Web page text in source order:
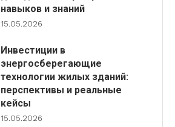
навыков и знаний
15.05.2026
Инвестиции в
энергосберегающие
технологии жилых зданий:
перспективы и реальные
кейсы
15.05.2026